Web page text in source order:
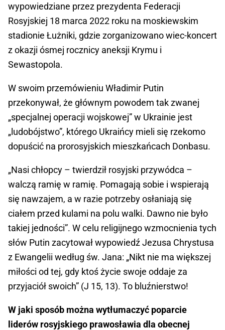
wypowiedziane przez prezydenta Federacji
Rosyjskiej 18 marca 2022 roku na moskiewskim
stadionie Łużniki, gdzie zorganizowano wiec-koncert
z okazji ósmej rocznicy aneksji Krymu i
Sewastopola.
W swoim przemówieniu Władimir Putin
przekonywał, że głównym powodem tak zwanej
„specjalnej operacji wojskowej” w Ukrainie jest
„ludobójstwo”, którego Ukraińcy mieli się rzekomo
dopuścić na prorosyjskich mieszkańcach Donbasu.
„Nasi chłopcy – twierdził rosyjski przywódca –
walczą ramię w ramię. Pomagają sobie i wspierają
się nawzajem, a w razie potrzeby osłaniają się
ciałem przed kulami na polu walki. Dawno nie było
takiej jedności”. W celu religijnego wzmocnienia tych
słów Putin zacytował wypowiedź Jezusa Chrystusa
z Ewangelii według św. Jana: „Nikt nie ma większej
miłości od tej, gdy ktoś życie swoje oddaje za
przyjaciół swoich” (J 15, 13). To bluźnierstwo!
W jaki sposób można wytłumaczyć poparcie
liderów rosyjskiego prawosławia dla obecnej